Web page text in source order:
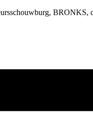
BRONKS,